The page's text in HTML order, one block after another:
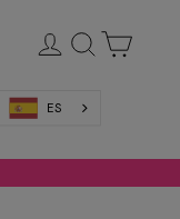
Ingresar
Buscar
ES